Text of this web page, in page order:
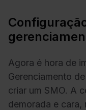
Agora é hora de
Gerenciamento
criar um SMO. A
demorada e cara,